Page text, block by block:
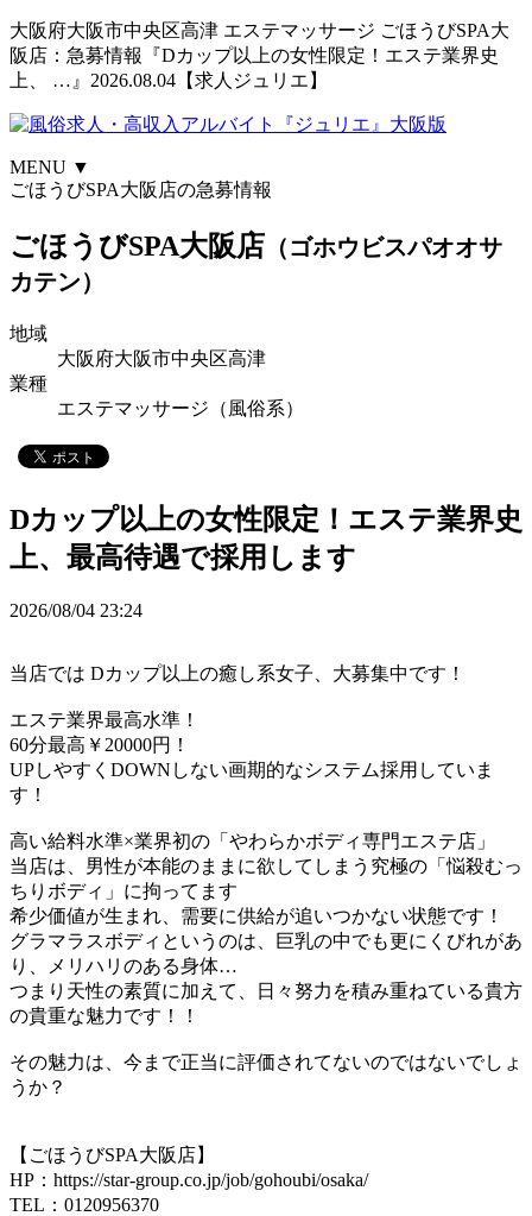
大阪府大阪市中央区高津 エステマッサージ ごほうびSPA大
阪店：急募情報『Dカップ以上の女性限定！エステ業界史
上、 …』2026.08.04【求人ジュリエ】
大阪版
MENU ▼
ごほうびSPA大阪店の急募情報
ごほうびSPA大阪店 （ゴホウビスパオオサ
カテン）
地域
大阪府大阪市中央区高津
業種
エステマッサージ（風俗系）
Dカップ以上の女性限定！エステ業界史
上、最高待遇で採用します
2026/08/04 23:24
当店では Dカップ以上の癒し系女子、大募集中です！
エステ業界最高水準！
60分最高￥20000円！
UPしやすくDOWNしない画期的なシステム採用していま
す！
高い給料水準×業界初の「やわらかボディ専門エステ店」
当店は、男性が本能のままに欲してしまう究極の「悩殺むっ
ちりボディ」に拘ってます
希少価値が生まれ、需要に供給が追いつかない状態です！
グラマラスボディというのは、巨乳の中でも更にくびれがあ
り、メリハリのある身体…
つまり天性の素質に加えて、日々努力を積み重ねている貴方
の貴重な魅力です！！
その魅力は、今まで正当に評価されてないのではないでしょ
うか？
【ごほうびSPA大阪店】
HP：https://star-group.co.jp/job/gohoubi/osaka/
TEL：0120956370